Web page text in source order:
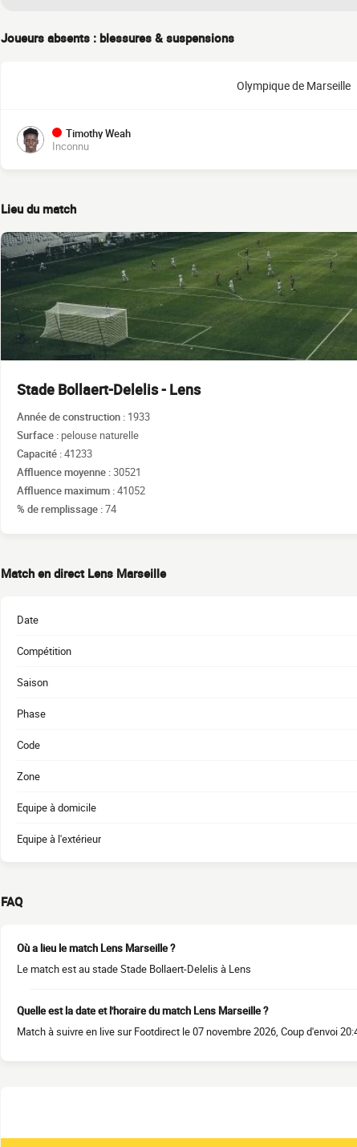
Joueurs absents : blessures & suspensions
Olympique de Marseille
Timothy Weah
Inconnu
Lieu du match
Stade Bollaert-Delelis - Lens
Année de construction : 1933
Surface : pelouse naturelle
Capacité :41233
Affluence moyenne :30521
Affluence maximum :41052
% de remplissage :74
Match en direct Lens Marseille
Date
Compétition
Saison
Phase
Code
Zone
Equipe à domicile
Equipe à l'extérieur
FAQ
Où a lieu le match Lens Marseille ?
Le match est au stade Stade Bollaert-Delelis à Lens
Quelle est la date et l'horaire du match Lens Marseille ?
Match à suivre en live sur Footdirect le 07 novembre 2026, Coup d'envoi